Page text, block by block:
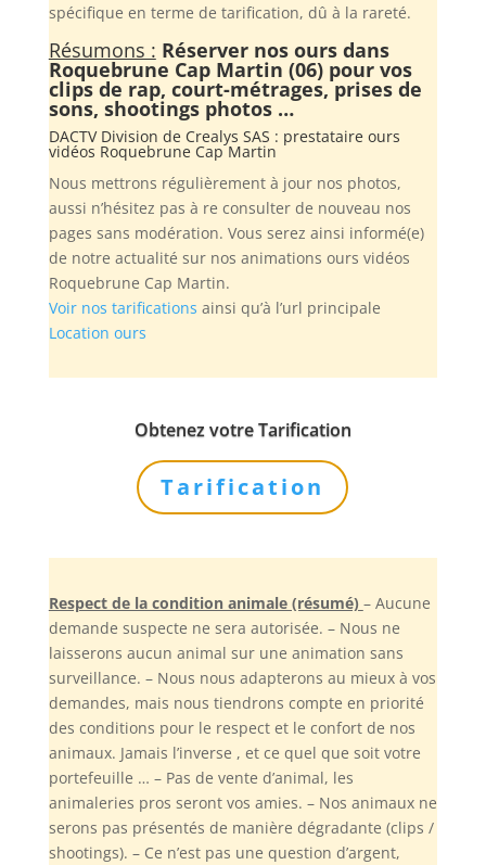
spécifique en terme de tarification, dû à la rareté.
Résumons : Réserver nos ours dans
Roquebrune Cap Martin (06) pour vos
clips de rap, court-métrages, prises de
sons, shootings photos …
DACTV Division de Crealys SAS : prestataire ours
vidéos Roquebrune Cap Martin
Nous mettrons régulièrement à jour nos photos,
aussi n’hésitez pas à re consulter de nouveau nos
pages sans modération. Vous serez ainsi informé(e)
de notre actualité sur nos animations ours vidéos
Roquebrune Cap Martin.
Voir nos tarifications ainsi qu’à l’url principale
Location ours
Obtenez votre Tarification
Tarification
Respect de la condition animale (résumé) – Aucune
demande suspecte ne sera autorisée. – Nous ne
laisserons aucun animal sur une animation sans
surveillance. – Nous nous adapterons au mieux à vos
demandes, mais nous tiendrons compte en priorité
des conditions pour le respect et le confort de nos
animaux. Jamais l’inverse , et ce quel que soit votre
portefeuille … – Pas de vente d’animal, les
animaleries pros seront vos amies. – Nos animaux ne
serons pas présentés de manière dégradante (clips /
shootings). – Ce n’est pas une question d’argent,